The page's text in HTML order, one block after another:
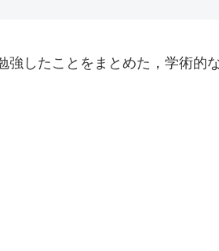
強したことをまとめた，学術的